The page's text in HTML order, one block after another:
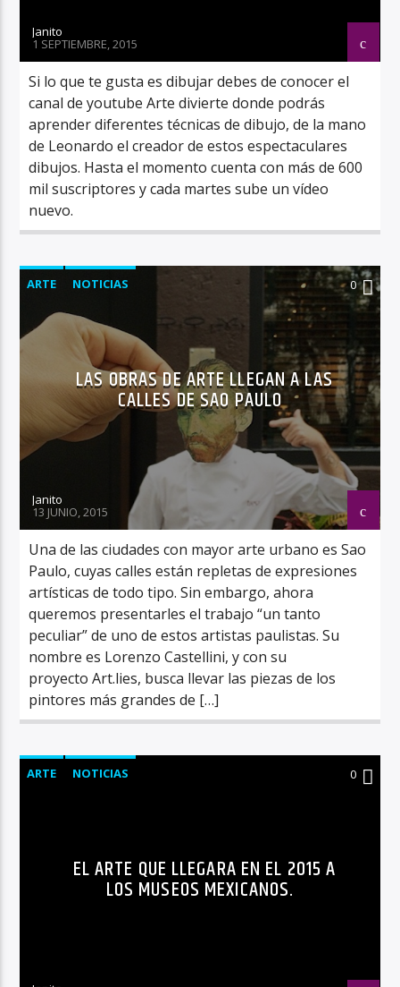
Janito
1 SEPTIEMBRE, 2015
Si lo que te gusta es dibujar debes de conocer el
canal de youtube Arte divierte donde podrás
aprender diferentes técnicas de dibujo, de la mano
de Leonardo el creador de estos espectaculares
dibujos. Hasta el momento cuenta con más de 600
mil suscriptores y cada martes sube un vídeo
nuevo.
ARTE NOTICIAS 0
LAS OBRAS DE ARTE LLEGAN A LAS
CALLES DE SAO PAULO
Janito
13 JUNIO, 2015
Una de las ciudades con mayor arte urbano es Sao
Paulo, cuyas calles están repletas de expresiones
artísticas de todo tipo. Sin embargo, ahora
queremos presentarles el trabajo “un tanto
peculiar” de uno de estos artistas paulistas. Su
nombre es Lorenzo Castellini, y con su
proyecto Art.lies, busca llevar las piezas de los
pintores más grandes de […]
ARTE NOTICIAS 0
EL ARTE QUE LLEGARA EN EL 2015 A
LOS MUSEOS MEXICANOS.